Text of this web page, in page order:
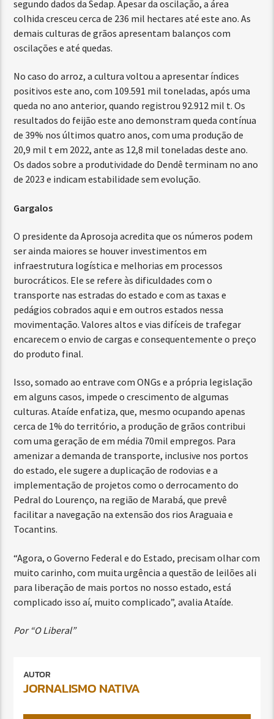
segundo dados da Sedap. Apesar da oscilação, a área
colhida cresceu cerca de 236 mil hectares até este ano. As
demais culturas de grãos apresentam balanços com
oscilações e até quedas.
No caso do arroz, a cultura voltou a apresentar índices
positivos este ano, com 109.591 mil toneladas, após uma
queda no ano anterior, quando registrou 92.912 mil t. Os
resultados do feijão este ano demonstram queda contínua
de 39% nos últimos quatro anos, com uma produção de
20,9 mil t em 2022, ante as 12,8 mil toneladas deste ano.
Os dados sobre a produtividade do Dendê terminam no ano
de 2023 e indicam estabilidade sem evolução.
Gargalos
O presidente da Aprosoja acredita que os números podem
ser ainda maiores se houver investimentos em
infraestrutura logística e melhorias em processos
burocráticos. Ele se refere às dificuldades com o
transporte nas estradas do estado e com as taxas e
pedágios cobrados aqui e em outros estados nessa
movimentação. Valores altos e vias difíceis de trafegar
encarecem o envio de cargas e consequentemente o preço
do produto final.
Isso, somado ao entrave com ONGs e a própria legislação
em alguns casos, impede o crescimento de algumas
culturas. Ataíde enfatiza, que, mesmo ocupando apenas
cerca de 1% do território, a produção de grãos contribui
com uma geração de em média 70mil empregos. Para
amenizar a demanda de transporte, inclusive nos portos
do estado, ele sugere a duplicação de rodovias e a
implementação de projetos como o derrocamento do
Pedral do Lourenço, na região de Marabá, que prevê
facilitar a navegação na extensão dos rios Araguaia e
Tocantins.
“Agora, o Governo Federal e do Estado, precisam olhar com
muito carinho, com muita urgência a questão de leilões ali
para liberação de mais portos no nosso estado, está
complicado isso aí, muito complicado”, avalia Ataíde.
Por “O Liberal”
AUTOR
JORNALISMO NATIVA